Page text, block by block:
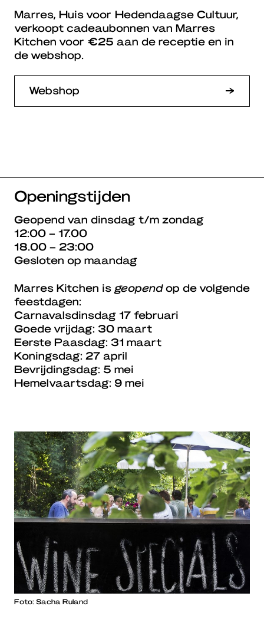
Marres, Huis voor Hedendaagse Cultuur,
verkoopt cadeaubonnen van Marres
Kitchen voor €25 aan de receptie en in
de webshop.
Webshop
Openingstijden
Geopend van dinsdag t/m zondag
12:00 – 17.00
18.00 – 23:00
Gesloten op maandag
Marres Kitchen is geopendop de volgende
feestdagen:
Carnavalsdinsdag 17 februari
Goede vrijdag: 30 maart
Eerste Paasdag: 31 maart
Koningsdag: 27 april
Bevrijdingsdag: 5 mei
Hemelvaartsdag: 9 mei
Foto: Sacha Ruland